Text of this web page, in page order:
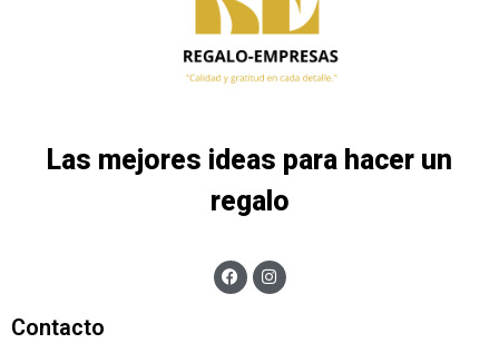
Las mejores ideas para hacer un
regalo
Contacto